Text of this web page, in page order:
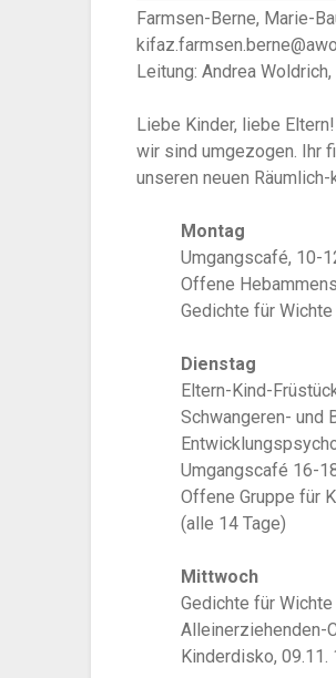
Farmsen-Berne, Marie-
Leitung: Andrea
Liebe Kinder, liebe Eltern!
wir sind umgezogen. Ihr
unseren neuen
Montag
Umgangscafé, 10-
Offene
Gedichte für
Dienstag
Eltern-Kind-
Schwangeren- und
Umgangscafé 16-
Offene Gruppe für
(alle 14 Tage)
Mittwoch
Gedichte für
Alleinerziehenden-
Kinderdisko, 09.11.